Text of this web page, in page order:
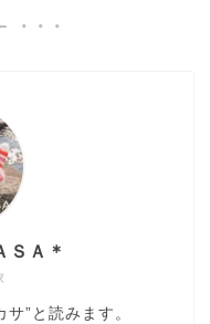
ＳＡ＊
”と読みます。